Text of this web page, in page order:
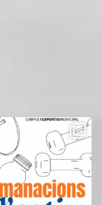
continua movent-te
i cuidant-te! ...
5 0